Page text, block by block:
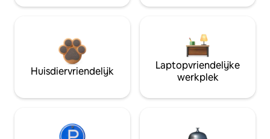
Huisdiervriendelijk
Laptopvriendelijke
werkplek